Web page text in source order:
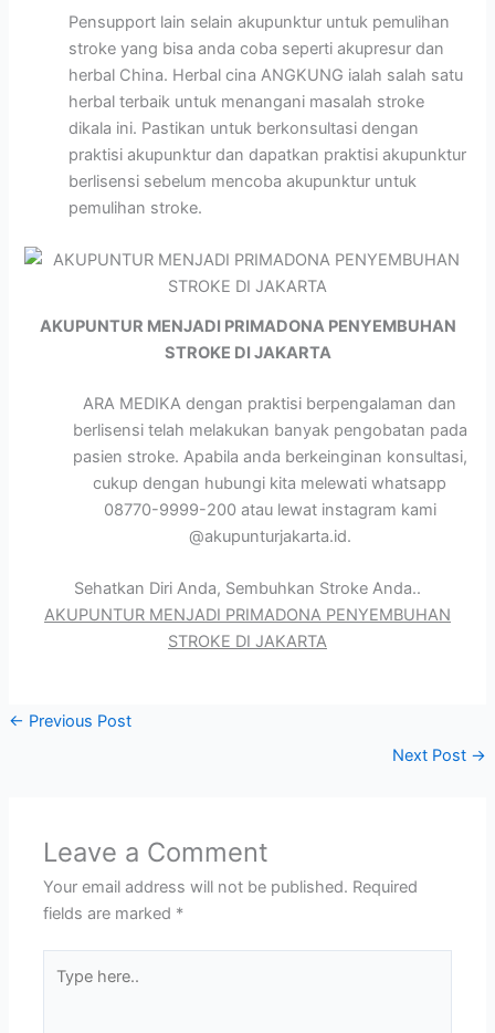
Pensupport lain selain akupunktur untuk pemulihan
stroke yang bisa anda coba seperti akupresur dan
herbal China. Herbal cina ANGKUNG ialah salah satu
herbal terbaik untuk menangani masalah stroke
dikala ini. Pastikan untuk berkonsultasi dengan
praktisi akupunktur dan dapatkan praktisi akupunktur
berlisensi sebelum mencoba akupunktur untuk
pemulihan stroke.
AKUPUNTUR MENJADI PRIMADONA PENYEMBUHAN
STROKE DI JAKARTA
ARA MEDIKA dengan praktisi berpengalaman dan
berlisensi telah melakukan banyak pengobatan pada
pasien stroke. Apabila anda berkeinginan konsultasi,
cukup dengan hubungi kita melewati whatsapp
08770-9999-200 atau lewat instagram kami
@akupunturjakarta.id.
Sehatkan Diri Anda, Sembuhkan Stroke Anda..
AKUPUNTUR MENJADI PRIMADONA PENYEMBUHAN
STROKE DI JAKARTA
← Previous Post
Next Post →
Leave a Comment
Your email address will not be published. Required
fields are marked *
here..